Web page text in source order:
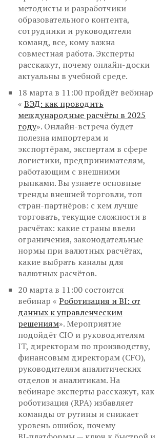
методисты и разработчики
образовательного контента,
сотрудники и руководители
команд, все, кому важна
совместная работа. Эксперты
расскажут, почему онлайн-доски
актуальны в учебной среде.
18 марта в 11:00 пройдёт вебинар
« ВЭД: как проводить
международные расчёты в 2025
году». Онлайн-встреча будет
полезна импортерам и
экспортёрам, экспертам в сфере
логистики, предпринимателям,
работающим с внешними
рынками. Вы узнаете основные
тренды внешней торговли, топ
стран-партнёров: с кем лучше
торговать, текущие сложности в
расчётах: какие страны ввели
ограничения, законодательные
нормы при валютных расчётах,
какие выбрать каналы для
валютных расчётов.
20 марта в 11:00 состоится
вебинар « Роботизация и BI: от
данных к управленческим
решениям». Мероприятие
подойдёт CIO и руководителям
IT, директорам по производству,
финансовым директорам (CFO),
руководителям аналитических
отделов и аналитикам. На
вебинаре эксперты расскажут, как
роботизация (RPA) избавляет
команды от рутины и снижает
уровень ошибок, почему